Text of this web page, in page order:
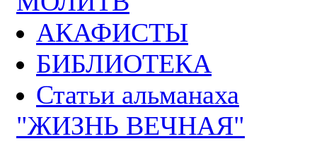
АКАФИСТЫ
БИБЛИОТЕКА
Статьи альманаха
"ЖИЗНЬ ВЕЧНАЯ"